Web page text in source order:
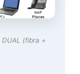
(fibra +